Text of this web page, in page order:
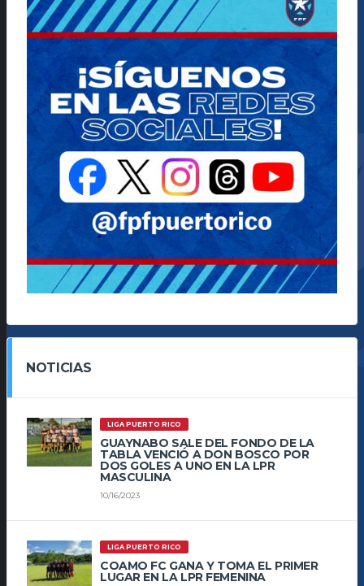
NOTICIAS
LIGA PUERTO RICO
GUAYNABO SALE DEL FONDO DE LA
TABLA VENCIÓ A DON BOSCO POR
DOS GOLES A UNO EN LA LPR
MASCULINA
10/16/2023
LIGA PUERTO RICO
COAMO FC GANA Y TOMA EL PRIMER
LUGAR EN LA LPR FEMENINA